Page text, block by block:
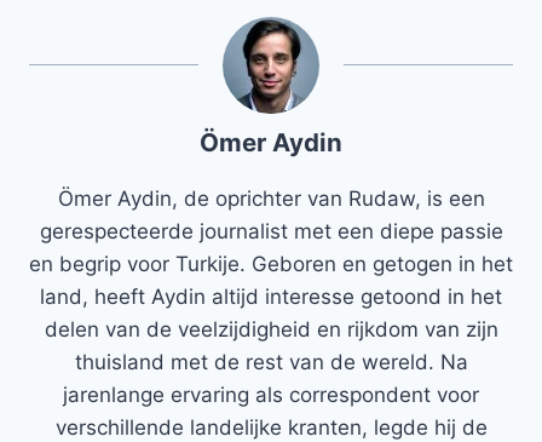
Ömer Aydin
Ömer Aydin, de oprichter van Rudaw, is een
gerespecteerde journalist met een diepe passie
en begrip voor Turkije. Geboren en getogen in het
land, heeft Aydin altijd interesse getoond in het
delen van de veelzijdigheid en rijkdom van zijn
thuisland met de rest van de wereld. Na
jarenlange ervaring als correspondent voor
verschillende landelijke kranten, legde hij de